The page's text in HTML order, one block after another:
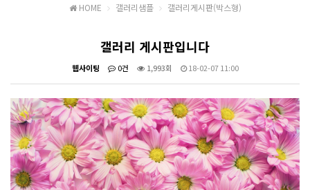
HOME 갤러리샘플 갤러리게시판(박스형)
갤러리 게시판입니다
웹사이팅 0건 1,993회 18-02-07 11:00